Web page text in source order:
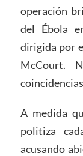
operación
del Ébola
dirigida por
McCourt.
A medida
politiza
acusando